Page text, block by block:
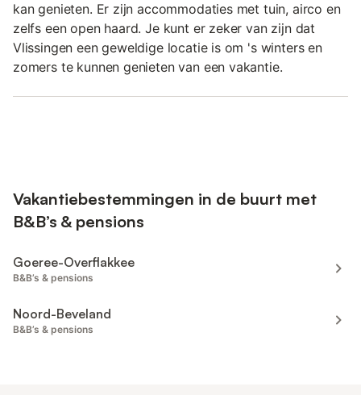
kan genieten. Er zijn accommodaties met tuin, airco en
zelfs een open haard. Je kunt er zeker van zijn dat
Vlissingen een geweldige locatie is om 's winters en
zomers te kunnen genieten van een vakantie.
Vakantiebestemmingen in de buurt met
B&B’s & pensions
Goeree-Overflakkee
B&B’s & pensions
Noord-Beveland
B&B’s & pensions